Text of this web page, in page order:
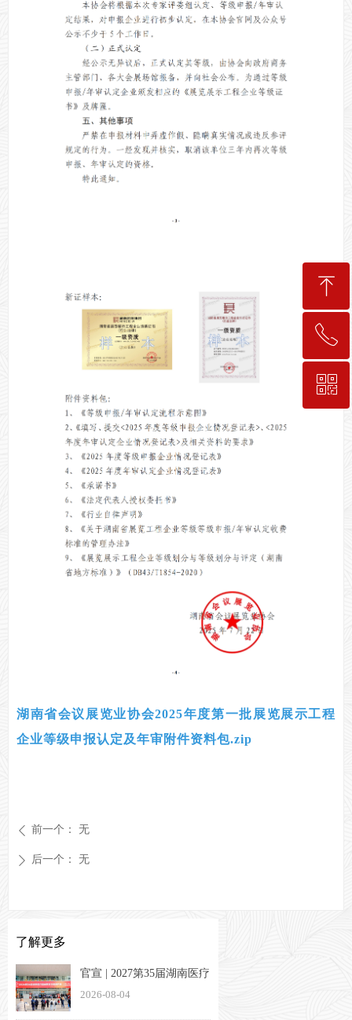
湖南省会议展览业协会2025年度第一批展览展示工程
企业等级申报认定及年审附件资料包.zip
ꄴ 前一个： 无
ꄲ 后一个： 无
了解更多
官宣 | 2027第35届湖南医疗
器械展览会定档3月26-28日
2026-08-04
ꁸ
回到顶部
ꂅ
189-7498-5834
ꀥ